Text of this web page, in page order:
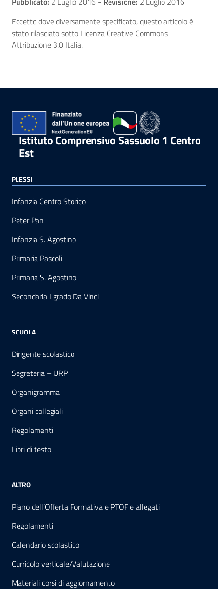
Eccetto dove diversamente specificato, questo articolo è
stato rilasciato sotto Licenza Creative Commons
Attribuzione 3.0 Italia.
Istituto Comprensivo Sassuolo 1 Centro
Est
PLESSI
Infanzia Centro Storico
Peter Pan
Infanzia S. Agostino
Primaria Pascoli
Primaria S. Agostino
Secondaria I grado Da Vinci
SCUOLA
Dirigente scolastico
Segreteria – URP
Organigramma
Organi collegiali
Regolamenti
Libri di testo
ALTRO
Piano dell’Offerta Formativa e PTOF e allegati
Regolamenti
Calendario scolastico
Curricolo verticale/Valutazione
Materiali corsi di aggiornamento